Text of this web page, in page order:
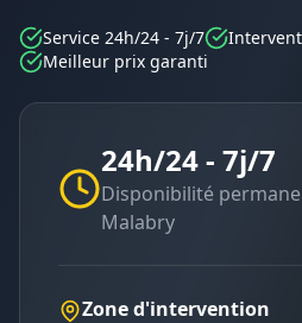
Service 24h/24 - 7j/7
Meilleur prix garanti
24h/24 - 7j/7
Disponibilité
Malabry
Zone d'intervention